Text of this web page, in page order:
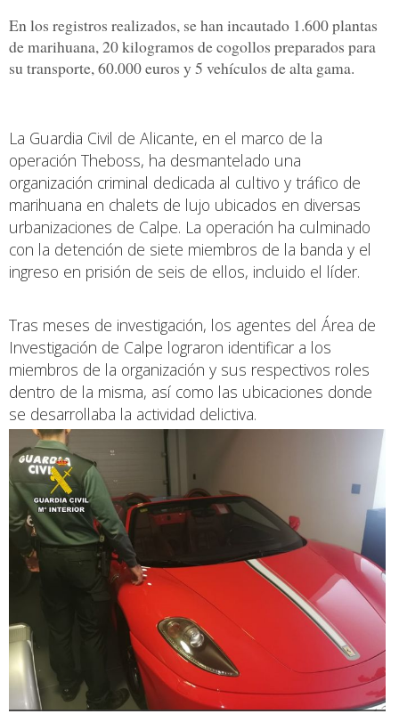
En los registros realizados, se han incautado 1.600 plantas
de marihuana, 20 kilogramos de cogollos preparados para
su transporte, 60.000 euros y 5 vehículos de alta gama.
La Guardia Civil de Alicante, en el marco de la
operación Theboss, ha desmantelado una
organización criminal dedicada al cultivo y tráfico de
marihuana en chalets de lujo ubicados en diversas
urbanizaciones de Calpe. La operación ha culminado
con la detención de siete miembros de la banda y el
ingreso en prisión de seis de ellos, incluido el líder.
Tras meses de investigación, los agentes del Área de
Investigación de Calpe lograron identificar a los
miembros de la organización y sus respectivos roles
dentro de la misma, así como las ubicaciones donde
se desarrollaba la actividad delictiva.